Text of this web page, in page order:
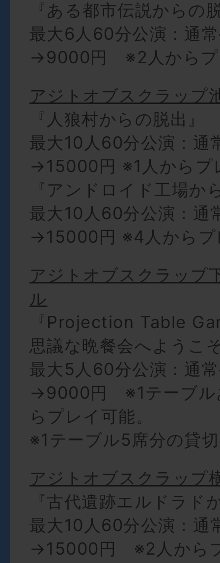
『ある都市伝説からの
最大6人60分公演：通常
→9000円 ※2人からプ
アジトオブスクラップ
『人狼村からの脱出』
最大10人60分公演：通
→15000円 ※1人からプ
『アンドロイド工場か
最大10人60分公演：通
→15000円 ※4人からプ
アジトオブスクラップ
ル
『Projection Table
思議な晩餐会へようこ
最大5人60分公演：通常
→9000円 ※1テーブル
らプレイ可能。
※1テーブル5席分の貸
アジトオブスクラップ
『古代遺跡エルドラド
最大10人60分公演：通
→15000円 ※2人から